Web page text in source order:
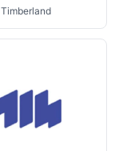
Timberland